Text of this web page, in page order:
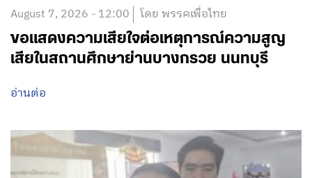
August 7, 2026 - 12:00 โดย พรรคเพื่อไทย
ขอแสดงความเสียใจต่อเหตุการณ์ความสูญ
เสียในสถานศึกษาย่านบางกรวย นนทบุรี
อ่านต่อ